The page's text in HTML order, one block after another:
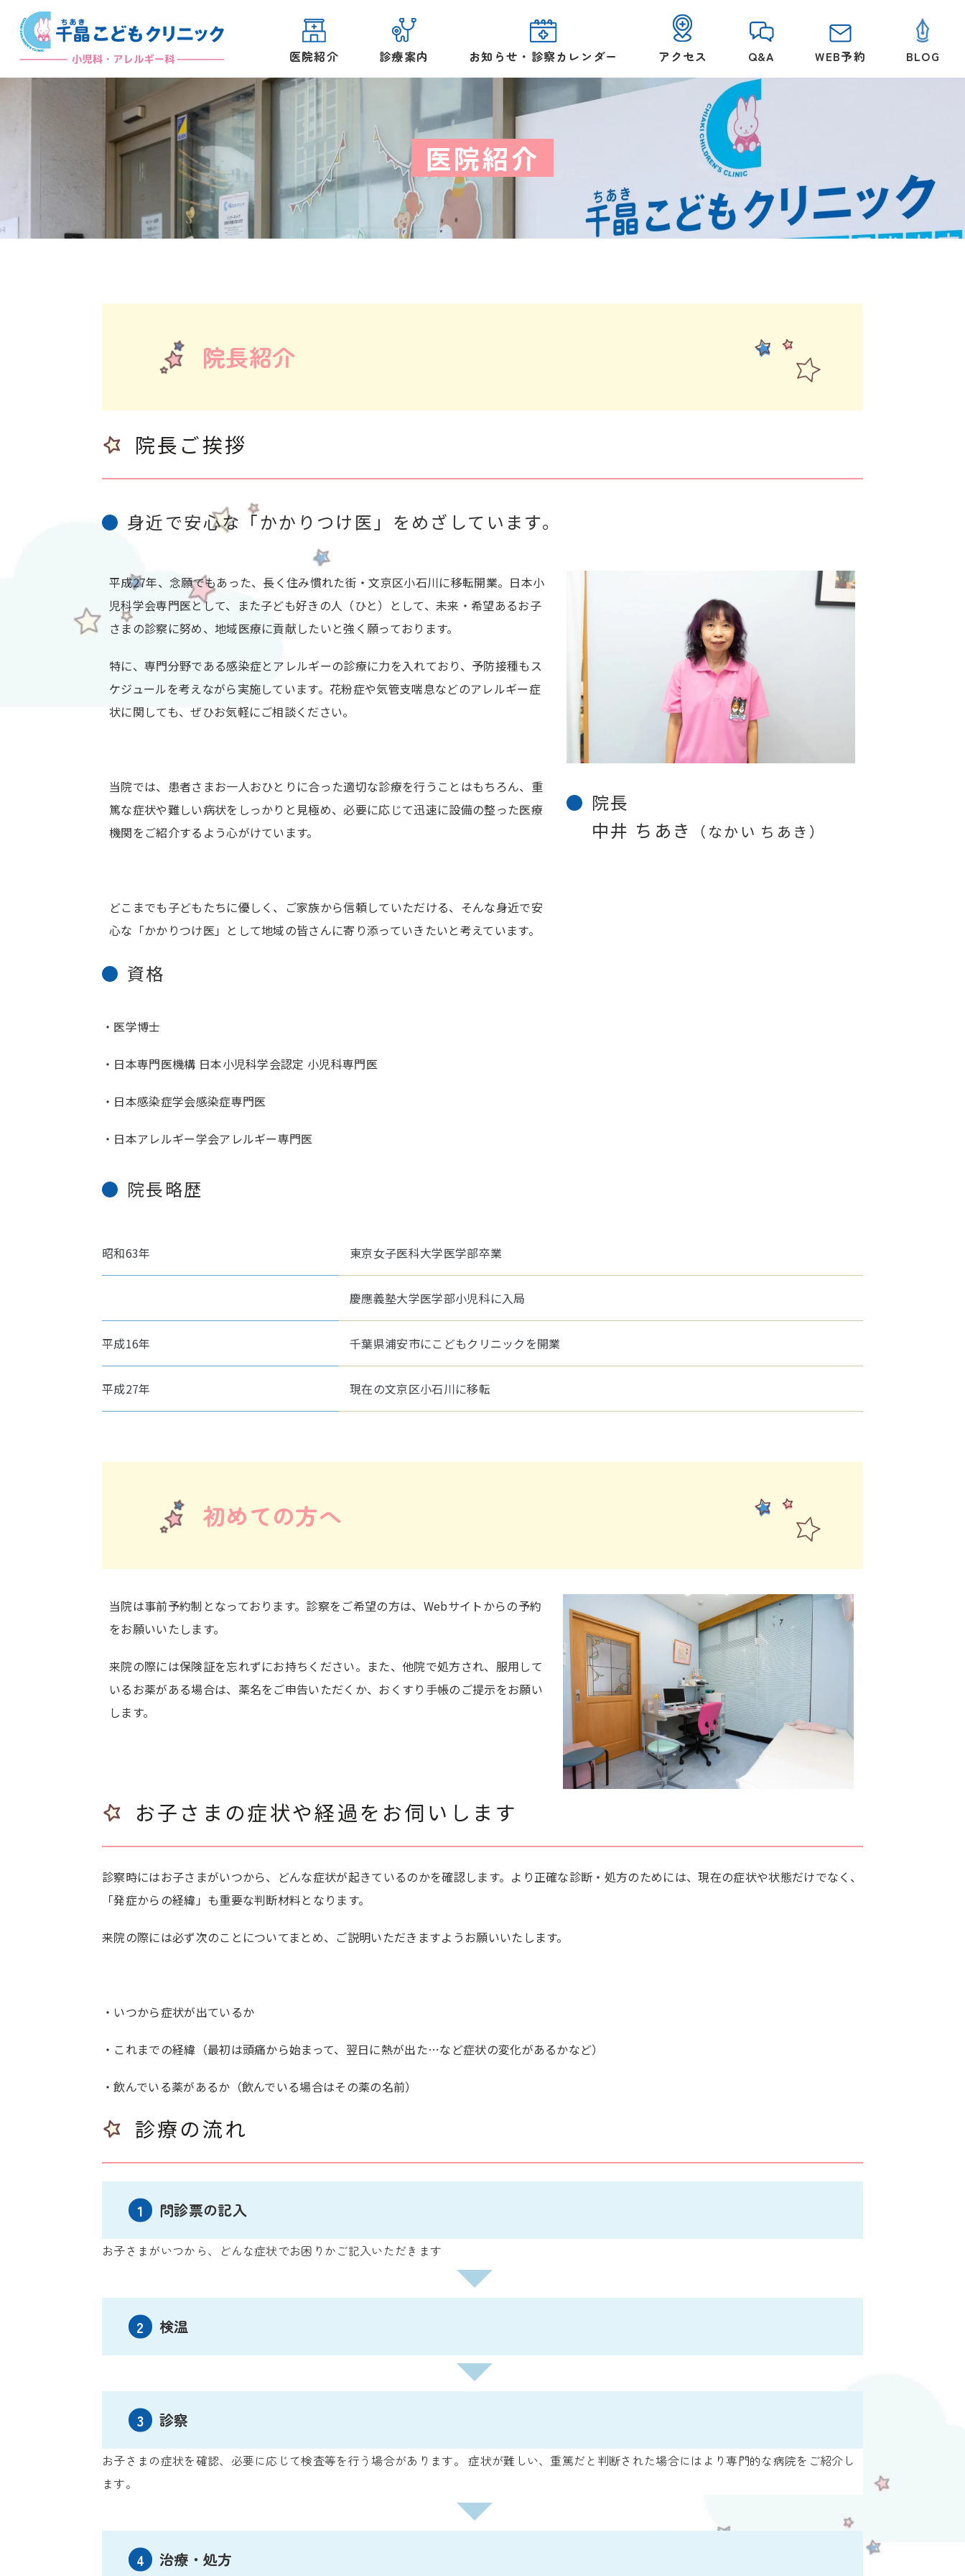
医院紹介
院長紹介
初めての方へ
診療案内 お知らせ・診察カレンダー アクセス Q&A WEB予約 BLOG
医院紹介
院長紹介
院長ご挨拶
身近で安心な「かかりつけ医」をめざしています。
平成27年、念願でもあった、長く住み慣れた街・文京区小石川に移転開業。日本小
児科学会専門医として、また子ども好きの人（ひと）として、未来・希望あるお子
さまの診察に努め、地域医療に貢献したいと強く願っております。
特に、専門分野である感染症とアレルギーの診療に力を入れており、予防接種もス
ケジュールを考えながら実施しています。花粉症や気管支喘息などのアレルギー症
状に関しても、ぜひお気軽にご相談ください。
当院では、患者さまお一人おひとりに合った適切な診療を行うことはもちろん、重
篤な症状や難しい病状をしっかりと見極め、必要に応じて迅速に設備の整った医療
機関をご紹介するよう心がけています。
どこまでも子どもたちに優しく、ご家族から信頼していただける、そんな身近で安
心な「かかりつけ医」として地域の皆さんに寄り添っていきたいと考えています。
院長
中井 ちあき
（なかい ちあき）
資格
・医学博士
・日本専門医機構 日本小児科学会認定 小児科専門医
・日本感染症学会感染症専門医
・日本アレルギー学会アレルギー専門医
院長略歴
昭和63年 東京女子医科大学医学部卒業
慶應義塾大学医学部小児科に入局
平成16年 千葉県浦安市にこどもクリニックを開業
平成27年 現在の文京区小石川に移転
初めての方へ
当院は事前予約制となっております。診察をご希望の方は、Webサイトからの予約
をお願いいたします。
来院の際には保険証を忘れずにお持ちください。また、他院で処方され、服用して
いるお薬がある場合は、薬名をご申告いただくか、おくすり手帳のご提示をお願い
します。
お子さまの症状や経過をお伺いします
診察時にはお子さまがいつから、どんな症状が起きているのかを確認します。より正確な診断・処方のためには、現在の症状や状態だけでなく、
「発症からの経緯」も重要な判断材料となります。
来院の際には必ず次のことについてまとめ、ご説明いただきますようお願いいたします。
・いつから症状が出ているか
・これまでの経緯（最初は頭痛から始まって、翌日に熱が出た…など症状の変化があるかなど）
・飲んでいる薬があるか（飲んでいる場合はその薬の名前）
診療の流れ
問診票の記入
お子さまがいつから、どんな症状でお困りかご記入いただきます
検温
診察
お子さまの症状を確認、必要に応じて検査等を行う場合があります。 症状が難しい、重篤だと判断された場合にはより専門的な病院をご紹介し
ます。
治療・処方